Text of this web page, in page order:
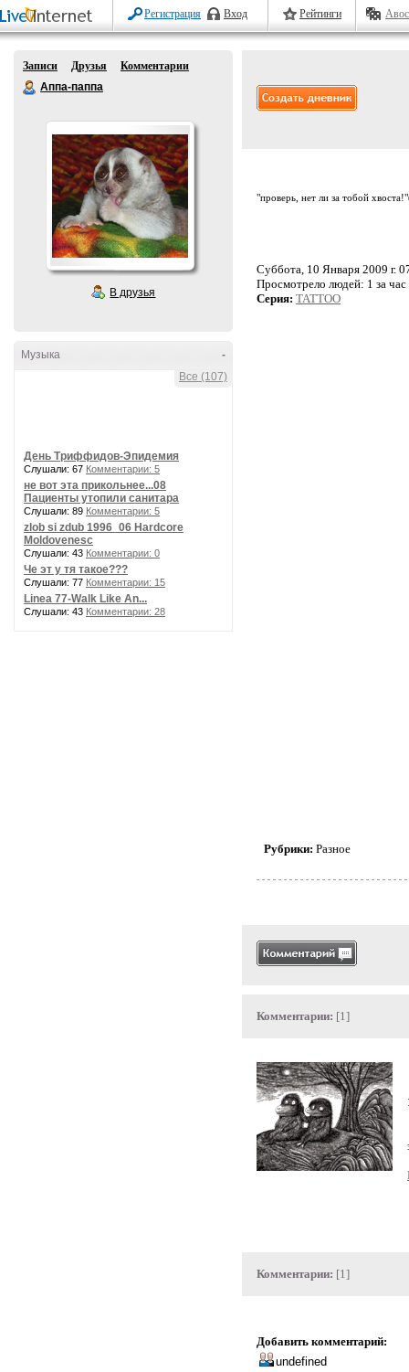
Регистрация Вход Рейтинги
Записи Друзья
Комментарии
Аппа-паппа
В друзья
-
Музыка
Все (107)
День Триффидов-Эпидемия
Слушали: 67 Комментарии: 5
не вот эта прикольнее...08
Пациенты утопили санитара
Слушали: 89 Комментарии: 5
zlob si zdub 1996_06 Hardcore
Moldovenesc
Слушали: 43 Комментарии: 0
Че эт у тя такое???
Слушали: 77 Комментарии: 15
Linea 77-Walk Like An...
Слушали: 43 Комментарии: 28
"проверь, нет ли за тобой
Суббота, 10 Января 2009 г.
Просмотрело людей: 1 за
Серия: TATTOO
Рубрики: Разное
Комментарии: [1]
Комментарии: [1]
Добавить комментарий: